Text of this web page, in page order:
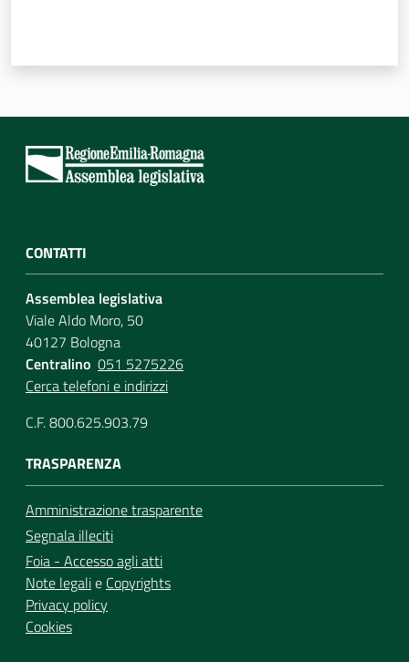
CONTATTI
Assemblea legislativa
Viale Aldo Moro, 50
40127 Bologna
Centralino 051 5275226
Cerca telefoni e indirizzi
C.F. 800.625.903.79
TRASPARENZA
Amministrazione trasparente
Segnala illeciti
Foia - Accesso agli atti
Note legalie Copyrights
Privacy policy
Cookies